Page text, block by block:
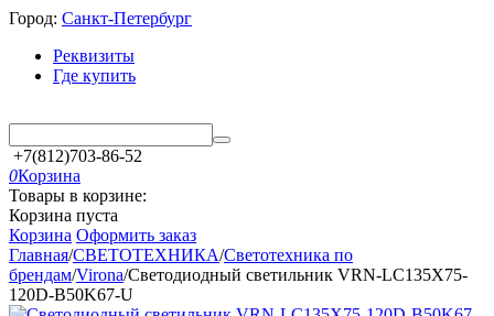
Город: Санкт-Петербург
Реквизиты
Где купить
+7(812)703-86-52
0Корзина
Товары в корзине:
Корзина пуста
Корзина Оформить заказ
Главная/СВЕТОТЕХНИКА/Светотехника по
брендам/Virona/Светодиодный светильник VRN-LC135X75-
120D-B50K67-U